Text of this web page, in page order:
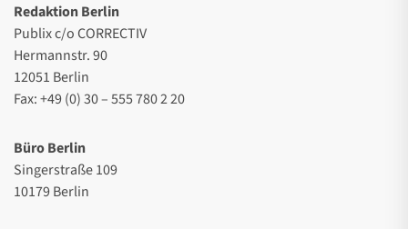
Redaktion Berlin
Publix c/o CORRECTIV
Hermannstr. 90
12051 Berlin
Fax: +49 (0) 30 – 555 780 2 20
Büro Berlin
Singerstraße 109
10179 Berlin